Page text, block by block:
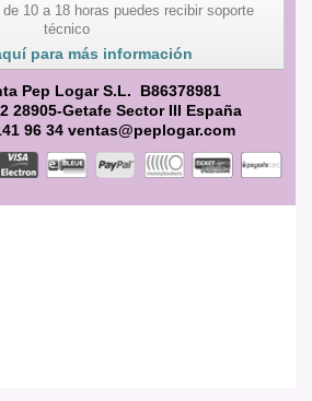
10 a 18 horas puedes recibir soporte
técnico
para más información
Pep Logar S.L. B86378981
28905-Getafe Sector III España
96 34 ventas@peplogar.com